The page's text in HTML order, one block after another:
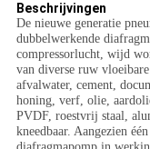
Beschrijvingen
De nieuwe generatie
dubbelwerkende
compressorlucht, wijd
van diverse ruw
afvalwater, cement,
honing, verf, olie,
PVDF, roestvrij staal,
kneedbaar. Aangezien